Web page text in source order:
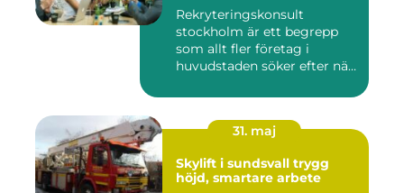
Rekryteringskonsult
stockholm är ett begrepp
som allt fler företag i
huvudstaden söker efter när
31. maj
Skylift i sundsvall trygg
höjd, smartare arbete